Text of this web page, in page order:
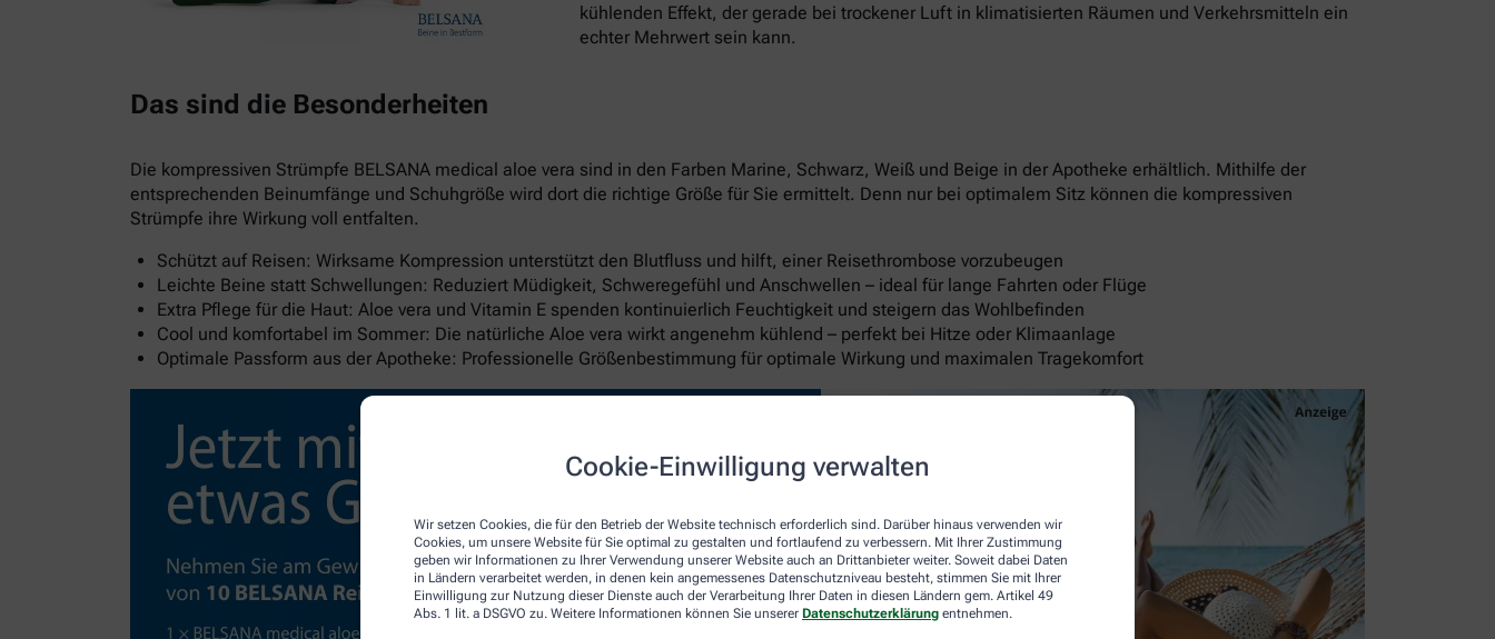
Cookie-Einwilligung verwalten
Wir setzen Cookies, die für den Betrieb der Website technisch erforderlich sind. Darüber hinaus verwenden wir
Cookies, um unsere Website für Sie optimal zu gestalten und fortlaufend zu verbessern. Mit Ihrer Zustimmung
geben wir Informationen zu Ihrer Verwendung unserer Website auch an Drittanbieter weiter. Soweit dabei Daten
in Ländern verarbeitet werden, in denen kein angemessenes Datenschutzniveau besteht, stimmen Sie mit Ihrer
Einwilligung zur Nutzung dieser Dienste auch der Verarbeitung Ihrer Daten in diesen Ländern gem. Artikel 49
Abs. 1 lit. a DSGVO zu. Weitere Informationen können Sie unserer Datenschutzerklärung entnehmen.
kühlenden Effekt, der gerade bei trockener Luft in klimatisierten Räumen und Verkehrsmitteln ein
echter Mehrwert sein kann.
Das sind die Besonderheiten
Die kompressiven Strümpfe BELSANA medical aloe vera sind in den Farben Marine, Schwarz, Weiß und Beige in der Apotheke erhältlich. Mithilfe der
entsprechenden Beinumfänge und Schuhgröße wird dort die richtige Größe für Sie ermittelt. Denn nur bei optimalem Sitz können die kompressiven
Strümpfe ihre Wirkung voll entfalten.
Schützt auf Reisen: Wirksame Kompression unterstützt den Blutfluss und hilft, einer Reisethrombose vorzubeugen
Leichte Beine statt Schwellungen: Reduziert Müdigkeit, Schweregefühl und Anschwellen – ideal für lange Fahrten oder Flüge
Extra Pflege für die Haut: Aloe vera und Vitamin E spenden kontinuierlich Feuchtigkeit und steigern das Wohlbefinden
Cool und komfortabel im Sommer: Die natürliche Aloe vera wirkt angenehm kühlend – perfekt bei Hitze oder Klimaanlage
Optimale Passform aus der Apotheke: Professionelle Größenbestimmung für optimale Wirkung und maximalen Tragekomfort